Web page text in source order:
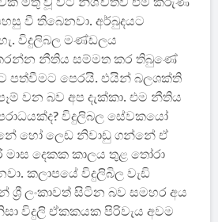
වී තිබෙනවා. අර්බුදයට
විදුලිබල මණ්ඩලය
නීතිය සම්මත කර තිබුණේ
පත්වීමට පෙරයි. එයින් බලශක්ති
වන බව අප දැක්කා. එම නීතිය
විදුලිබල සේවකයෝ
හෝ ලෙඩ නිවාඩු ගන්නේ ඒ
මාස දෙකක කාලය තුළ තෝරා
කලාපයේ විදුලිබිල වැඩි
ශ්‍රී ලංකාවත් සිටින බව සමහර අය
විදුලි ඒකකයක පිරිවැය අවම